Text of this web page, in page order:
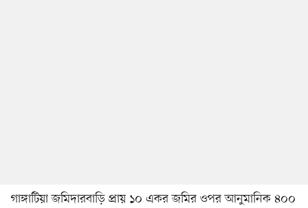
গাঙ্গাটিয়া জমিদারবাড়ি প্রায় ১০ একর জমির ওপর আনুমানিক ৪০০